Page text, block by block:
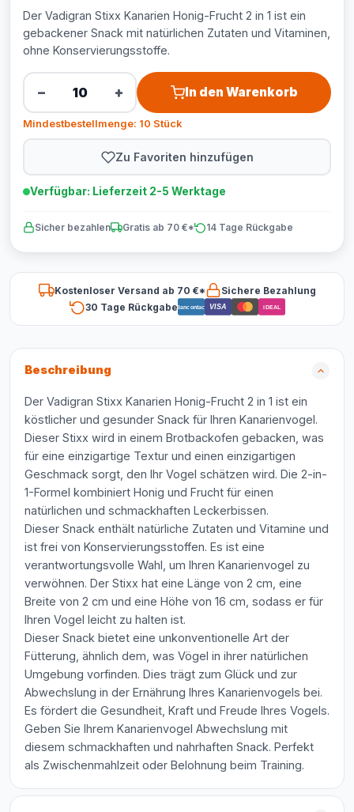
Der Vadigran Stixx Kanarien Honig-Frucht 2 in 1 ist ein
gebackener Snack mit natürlichen Zutaten und Vitaminen,
ohne Konservierungsstoffe.
− + In den Warenkorb
Mindestbestellmenge: 10 Stück
Zu Favoriten hinzufügen
Verfügbar: Lieferzeit 2-5 Werktage
Sicher bezahlen Gratis ab 70 €* 14 Tage Rückgabe
Kostenloser Versand ab 70 €*
Sichere Bezahlung
30 Tage RückgabeBancontact VISA iDEAL
Beschreibung
Der Vadigran Stixx Kanarien Honig-Frucht 2 in 1 ist ein
köstlicher und gesunder Snack für Ihren Kanarienvogel.
Dieser Stixx wird in einem Brotbackofen gebacken, was
für eine einzigartige Textur und einen einzigartigen
Geschmack sorgt, den Ihr Vogel schätzen wird. Die 2-in-
1-Formel kombiniert Honig und Frucht für einen
natürlichen und schmackhaften Leckerbissen.
Dieser Snack enthält natürliche Zutaten und Vitamine und
ist frei von Konservierungsstoffen. Es ist eine
verantwortungsvolle Wahl, um Ihren Kanarienvogel zu
verwöhnen. Der Stixx hat eine Länge von 2 cm, eine
Breite von 2 cm und eine Höhe von 16 cm, sodass er für
Ihren Vogel leicht zu halten ist.
Dieser Snack bietet eine unkonventionelle Art der
Fütterung, ähnlich dem, was Vögel in ihrer natürlichen
Umgebung vorfinden. Dies trägt zum Glück und zur
Abwechslung in der Ernährung Ihres Kanarienvogels bei.
Es fördert die Gesundheit, Kraft und Freude Ihres Vogels.
Geben Sie Ihrem Kanarienvogel Abwechslung mit
diesem schmackhaften und nahrhaften Snack. Perfekt
als Zwischenmahlzeit oder Belohnung beim Training.